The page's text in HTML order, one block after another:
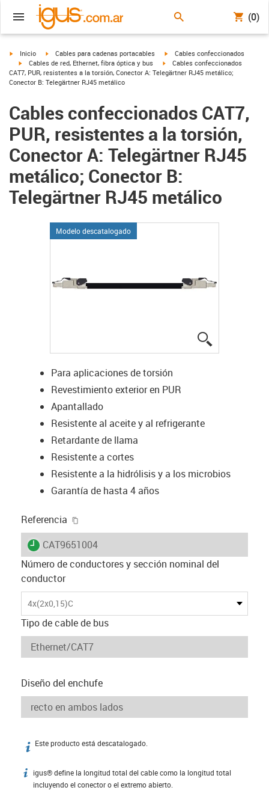
(0)
igus-icon-arrow-right
Inicio igus-icon-arrow-right
Cables para cadenas portacables igus-icon-arrow-right
Cables confeccionados
igus-icon-arrow-right
Cables de red, Ethernet, fibra óptica y bus igus-icon-arrow-right
Cables confeccionados
CAT7, PUR, resistentes a la torsión, Conector A: Telegärtner RJ45 metálico;
Conector B: Telegärtner RJ45 metálico
Cables confeccionados CAT7,
PUR, resistentes a la torsión,
Conector A: Telegärtner RJ45
metálico; Conector B:
Telegärtner RJ45 metálico
Modelo descatalogado
Para aplicaciones de torsión
Revestimiento exterior en PUR
Apantallado
Resistente al aceite y al refrigerante
Retardante de llama
Resistente a cortes
Resistente a la hidrólisis y a los microbios
Garantía de hasta 4 años
Referencia
igus-icon-lieferzeit
CAT9651004
Número de conductores y sección nominal del
conductor
4x(2x0,15)C
Tipo de cable de bus
Diseño del enchufe
igus-icon-info
Este producto está descatalogado.
igus-icon-info
igus® define la longitud total del cable como la longitud total
incluyendo el conector o el extremo abierto.